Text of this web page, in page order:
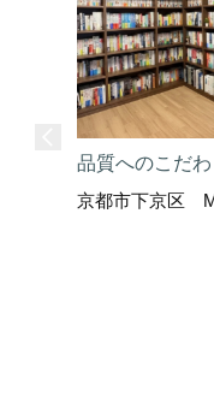
品質へのこだ
京都市下京区